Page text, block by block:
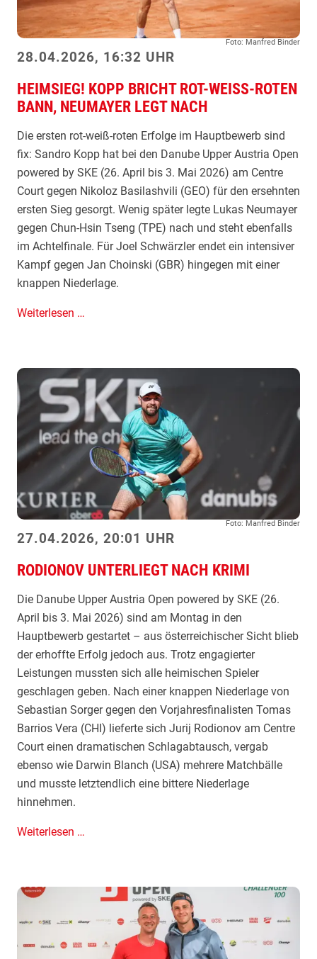
i
e
e
f
i
n
a
l
e
–
K
o
c
h
r
e
i
b
r
/
S
h
ä
r
z
l
e
r
s
o
r
g
e
g
Foto: Manfred Binder
28.04.2026, 16:32 UHR
HEIMSIEG! KOPP BRICHT ROT-WEISS-ROTEN B
ANN, NEUMAYER LEGT NACH
Die ersten rot-weiß-roten Erfolge im Hauptbewerb sind
fix: Sandro Kopp hat bei den Danube Upper Austria Open
powered by SKE (26. April bis 3. Mai 2026) am Centre
Court gegen Nikoloz Basilashvili (GEO) für den ersehnten
ersten Sieg gesorgt. Wenig später legte Lukas Neumayer
gegen Chun-Hsin Tseng (TPE) nach und steht ebenfalls
im Achtelfinale. Für Joel Schwärzler endet ein intensiver
Kampf gegen Jan Choinski (GBR) hingegen mit einer
knappen Niederlage.
Weiterlesen …
m
i
e
g
!
K
o
p
p
c
h
t
r
o
t
-
w
e
i
ß
e
B
Foto: Manfred Binder
27.04.2026, 20:01 UHR
RODIONOV UNTERLIEGT NACH KRIMI
Die Danube Upper Austria Open powered by SKE (26.
April bis 3. Mai 2026) sind am Montag in den
Hauptbewerb gestartet – aus österreichischer Sicht blieb
der erhoffte Erfolg jedoch aus. Trotz engagierter
Leistungen mussten sich alle heimischen Spieler
geschlagen geben. Nach einer knappen Niederlage von
Sebastian Sorger gegen den Vorjahresfinalisten Tomas
Barrios Vera (CHI) lieferte sich Jurij Rodionov am Centre
Court einen dramatischen Schlagabtausch, vergab
ebenso wie Darwin Blanch (USA) mehrere Matchbälle
und musste letztendlich eine bittere Niederlage
hinnehmen.
Weiterlesen …
i
n
o